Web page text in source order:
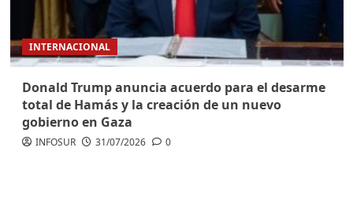
INTERNACIONAL
Donald Trump anuncia acuerdo para el desarme
total de Hamás y la creación de un nuevo
gobierno en Gaza
INFOSUR 31/07/2026 0